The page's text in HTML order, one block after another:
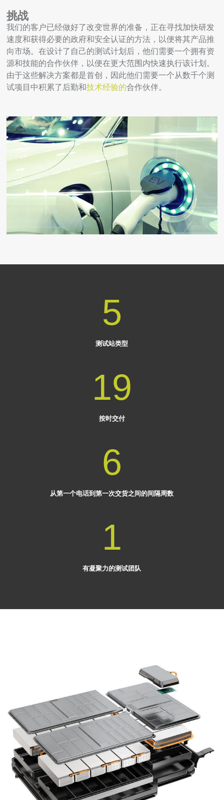
挑战
我们的客户已经做好了改变世界的准备，正在寻找加快研发
速度和获得必要的政府和安全认证的方法，以便将其产品推
向市场。在设计了自己的测试计划后，他们需要一个拥有资
源和技能的合作伙伴，以便在更大范围内快速执行该计划。
由于这些解决方案都是首创，因此他们需要一个从数千个测
试项目中积累了后勤和技术经验的合作伙伴。
5
测试站类型
19
按时交付
6
从第一个电话到第一次交货之间的间隔周数
1
有凝聚力的测试团队